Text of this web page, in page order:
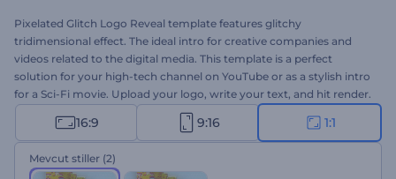
Pixelated Glitch Logo Reveal template features glitchy
tridimensional effect. The ideal intro for creative companies and
videos related to the digital media. This template is a perfect
solution for your high-tech channel on YouTube or as a stylish intro
for a Sci-Fi movie. Upload your logo, write your text, and hit render.
16:9 9:16 1:1
Mevcut stiller (2)